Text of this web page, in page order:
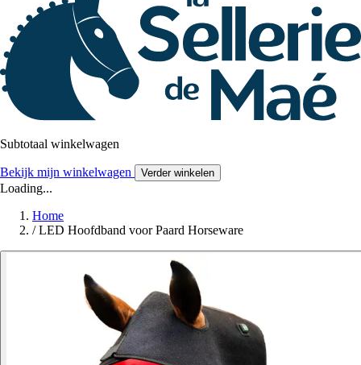
Subtotaal winkelwagen
Bekijk mijn winkelwagen Verder winkelen
Loading...
Home
/ LED Hoofdband voor Paard Horseware